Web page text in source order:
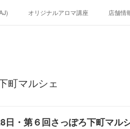
オリジナルアロマ講座 店舗情
町マルシェ
日・第６回さっぽろ下町マル